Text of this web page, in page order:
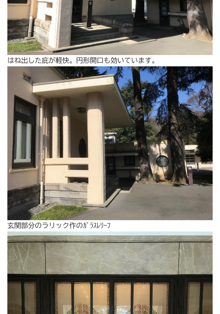
はね出した庇が軽快。円形開口も効いています。
玄関部分のラリック作のｶﾞﾗｽﾚﾘｰﾌ